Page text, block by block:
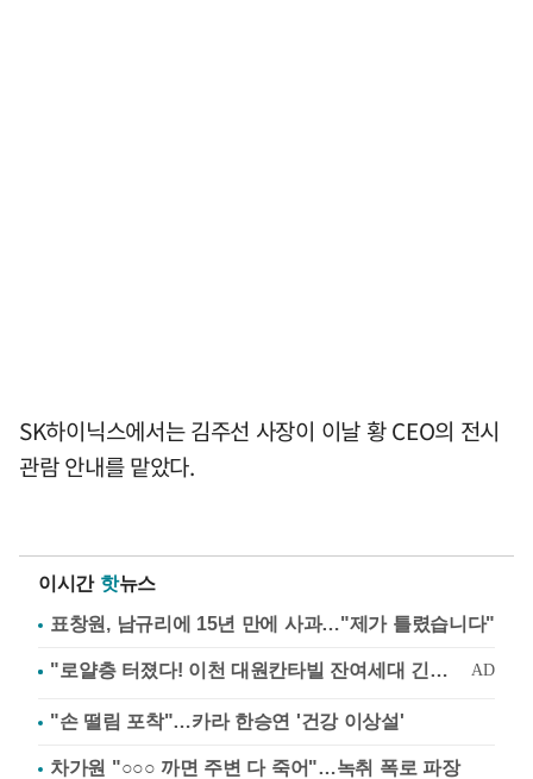
SK하이닉스에서는 김주선 사장이 이날 황 CEO의 전시
관람 안내를 맡았다.
이시간 핫뉴스
표창원, 남규리에 15년 만에 사과…"제가 틀렸습니다"
"손 떨림 포착"…카라 한승연 '건강 이상설'
차가원 "○○○ 까면 주변 다 죽어"…녹취 폭로 파장